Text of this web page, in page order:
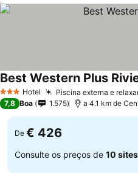
3 EstrelasHotel Piscina externa e
Best Western Plus
7,8 Boa 1.575 a 4.1 km de
De € 426
Consulte os preços de 10 sites